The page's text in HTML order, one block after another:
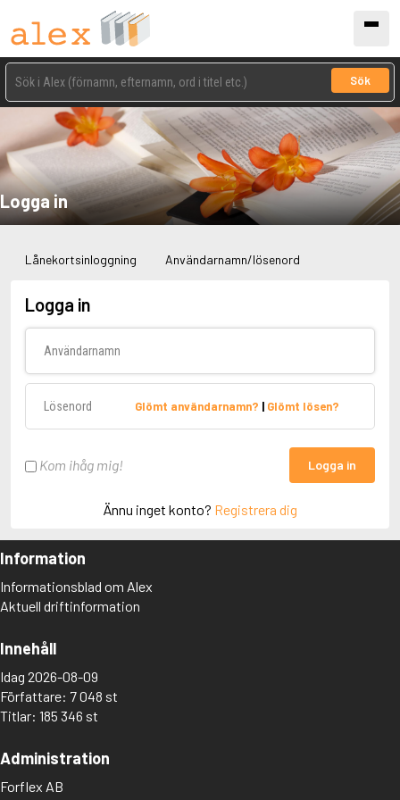
Sök
Logga in
Lånekortsinloggning Användarnamn/lösenord
Logga in
Glömt användarnamn? | Glömt lösen?
Kom ihåg mig! Logga in
Ännu inget konto? Registrera dig
Information
Informationsblad om Alex
Aktuell driftinformation
Innehåll
Idag 2026-08-09
Författare: 7 048 st
Titlar: 185 346 st
Administration
Forflex AB